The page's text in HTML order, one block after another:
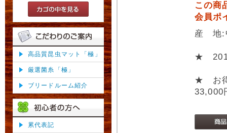
高品質昆虫マット「極」
厳選菌糸「極」
ブリードルーム紹介
累代表記
この商
会員ポ
産 地:
★
★ お